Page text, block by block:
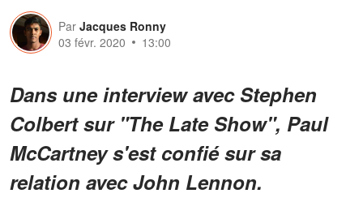
Par Jacques Ronny
03 févr. 2020
13:00
Dans une interview avec Stephen
Colbert sur "The Late Show", Paul
McCartney s'est confié sur sa
relation avec John Lennon.